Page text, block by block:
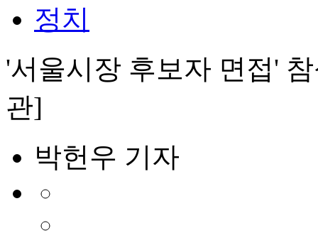
정치
'서울시장 후보자 면접'
관]
박헌우 기자